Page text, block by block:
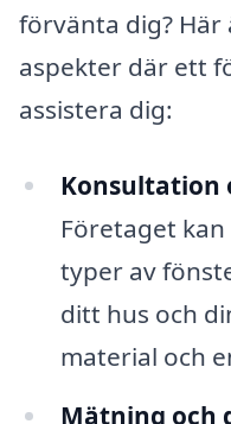
förvänta dig?
aspekter där ett
assistera dig:
Konsultation
Företaget
typer av
ditt hus och
material och
Mätning och